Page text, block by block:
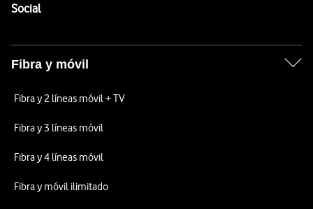
SocialEnlaces a las redes sociales de Vodafone
Fibra y móvil
Fibra y 2 líneas móvil + TV
Fibra y 3 líneas móvil
Fibra y 4 líneas móvil
Fibra y móvil ilimitado